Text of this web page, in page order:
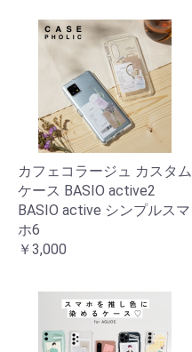
カフェコラージュ カスタム
ケース BASIO active2
BASIO active シンプルスマ
ホ6
￥3,000